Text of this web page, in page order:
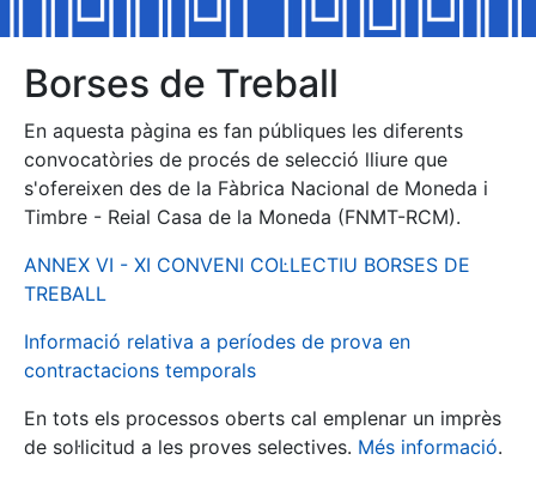
Mostra/Amaga
Mostra/Amaga
Mostra/Amaga
Borses de Treball
En aquesta pàgina es fan públiques les diferents
convocatòries de procés de selecció lliure que
s'ofereixen des de la Fàbrica Nacional de Moneda i
Timbre - Reial Casa de la Moneda (FNMT-RCM).
ANNEX VI - XI CONVENI COL·LECTIU BORSES DE
TREBALL
Informació relativa a períodes de prova en
contractacions temporals
En tots els processos oberts cal emplenar un imprès
de sol·licitud a les proves selectives. Més informació.